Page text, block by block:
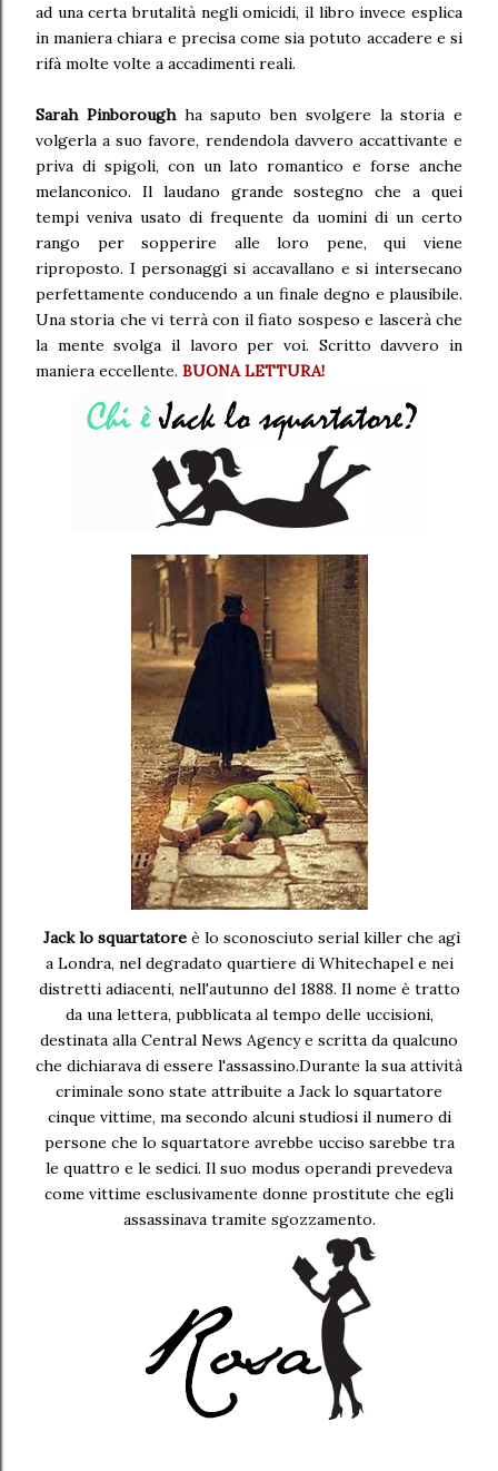
ad una certa brutalità negli omicidi, il libro invece esplica
in maniera chiara e precisa come sia potuto accadere e si
rifà molte volte a accadimenti reali.
Sarah Pinboroughha saputo ben svolgere la storia e
volgerla a suo favore, rendendola davvero accattivante e
priva di spigoli, con un lato romantico e forse anche
melanconico. Il laudano grande sostegno che a quei
tempi veniva usato di frequente da uomini di un certo
rango per sopperire alle loro pene, qui viene
riproposto. I personaggi si accavallano e si intersecano
perfettamente conducendo a un finale degno e plausibile.
Una storia che vi terrà con il fiato sospeso e lascerà che
la mente svolga il lavoro per voi. Scritto davvero in
maniera eccellente. BUONA LETTURA!
Jack lo squartatoreè lo sconosciuto serial killer che agì
a Londra, nel degradato quartiere di Whitechapel e nei
distretti adiacenti, nell'autunno del 1888. Il nome è tratto
da una lettera, pubblicata al tempo delle uccisioni,
destinata alla Central News Agency e scritta da qualcuno
che dichiarava di essere l'assassino.Durante la sua attività
criminale sono state attribuite a Jack lo squartatore
cinque vittime, ma secondo alcuni studiosi il numero di
persone che lo squartatore avrebbe ucciso sarebbe tra
le quattro e le sedici. Il suo modus operandi prevedeva
come vittime esclusivamente donne prostitute che egli
assassinava tramite sgozzamento.